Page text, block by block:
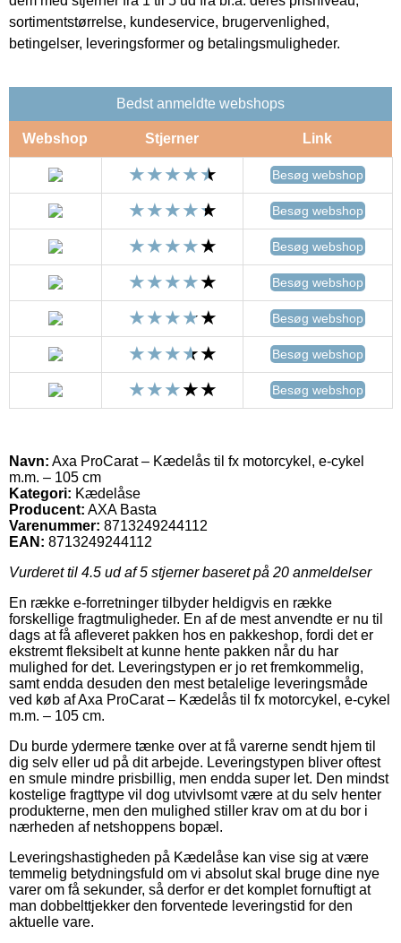
sortimentstørrelse, kundeservice, brugervenlighed,
betingelser, leveringsformer og betalingsmuligheder.
Bedst anmeldte webshops
Webshop Stjerner Link
Besøg webshop
Besøg webshop
Besøg webshop
Besøg webshop
Besøg webshop
Besøg webshop
Besøg webshop
Navn: Axa ProCarat – Kædelås til fx motorcykel, e-cykel
m.m. – 105 cm
Kategori: Kædelåse
Producent: AXA Basta
Varenummer: 8713249244112
EAN: 8713249244112
Vurderet til 4.5 ud af 5 stjerner baseret på 20 anmeldelser
En række e-forretninger tilbyder heldigvis en række
forskellige fragtmuligheder. En af de mest anvendte er nu til
dags at få afleveret pakken hos en pakkeshop, fordi det er
ekstremt fleksibelt at kunne hente pakken når du har
mulighed for det. Leveringstypen er jo ret fremkommelig,
samt endda desuden den mest betalelige leveringsmåde
ved køb af Axa ProCarat – Kædelås til fx motorcykel, e-cykel
m.m. – 105 cm.
Du burde ydermere tænke over at få varerne sendt hjem til
dig selv eller ud på dit arbejde. Leveringstypen bliver oftest
en smule mindre prisbillig, men endda super let. Den mindst
kostelige fragttype vil dog utvivlsomt være at du selv henter
produkterne, men den mulighed stiller krav om at du bor i
nærheden af netshoppens bopæl.
Leveringshastigheden på Kædelåse kan vise sig at være
temmelig betydningsfuld om vi absolut skal bruge dine nye
varer om få sekunder, så derfor er det komplet fornuftigt at
man dobbelttjekker den forventede leveringstid for den
aktuelle vare.